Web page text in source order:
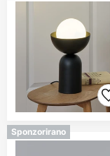
Sponzorirano